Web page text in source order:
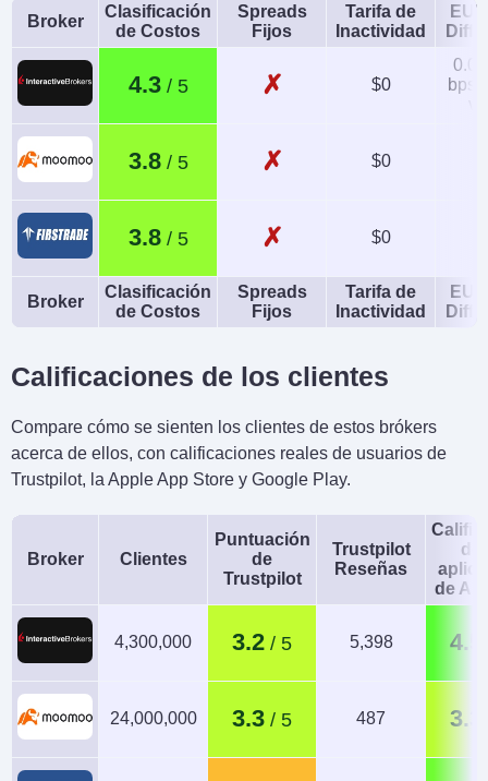
Broker
Clasificación
de Costos
Spreads
Fijos
Tarifa de
Inactividad
4.3 ✗ $0
bps
3.8 ✗ $0
3.8 ✗ $0
Broker
Clasificación
de Costos
Spreads
Fijos
Tarifa de
Inactividad
Calificaciones de los clientes
Compare cómo se sienten los clientes de estos brókers
acerca de ellos, con calificaciones reales de usuarios de
Trustpilot, la Apple App Store y Google Play.
Broker Clientes
Puntuación
de
Trustpilot
Trustpilot
Reseñas
de
de
4,300,000 3.2 5,398 4.5
24,000,000 3.3 487 3.3